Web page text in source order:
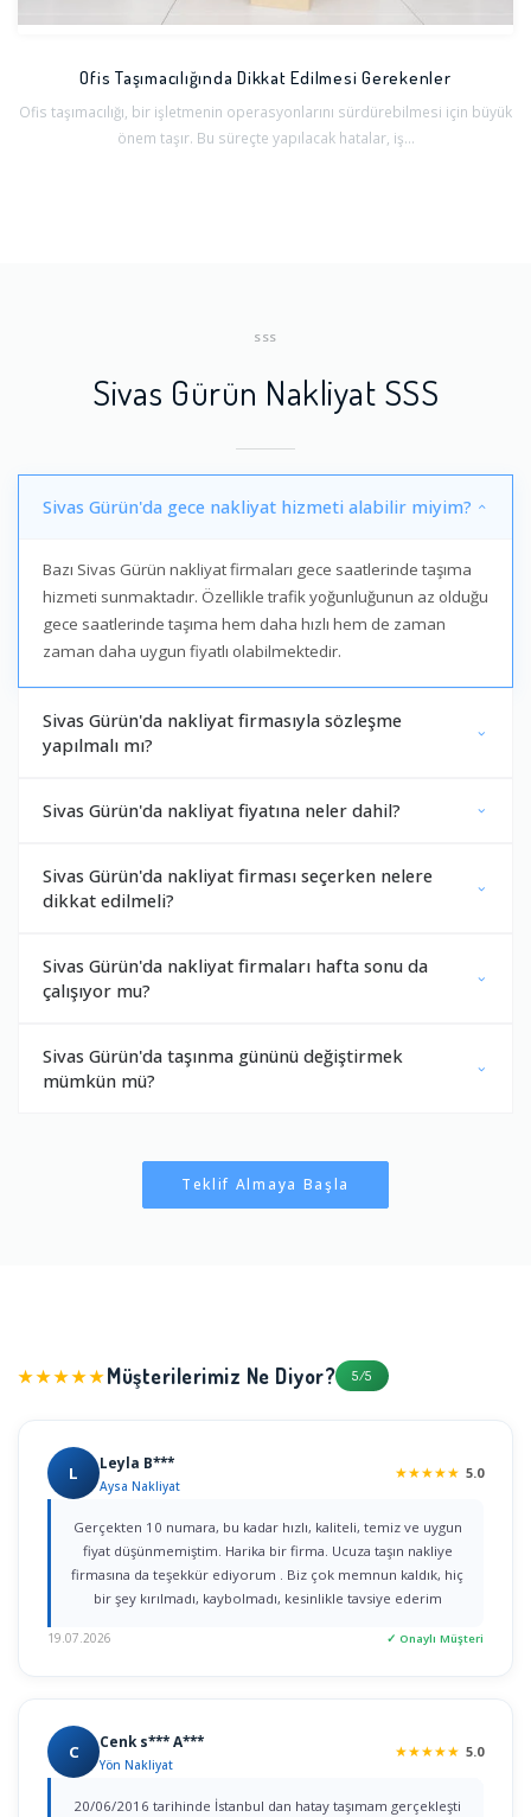
Ofis Taşımacılığında Dikkat Edilmesi Gerekenler
Ofis taşımacılığı, bir işletmenin operasyonlarını sürdürebilmesi için büyük
önem taşır. Bu süreçte yapılacak hatalar, iş...
SSS
Sivas Gürün Nakliyat SSS
Sivas Gürün'da gece nakliyat hizmeti alabilir miyim?
Bazı Sivas Gürün nakliyat firmaları gece saatlerinde taşıma
hizmeti sunmaktadır. Özellikle trafik yoğunluğunun az olduğu
gece saatlerinde taşıma hem daha hızlı hem de zaman
zaman daha uygun fiyatlı olabilmektedir.
Sivas Gürün'da nakliyat firmasıyla sözleşme
yapılmalı mı?
Sivas Gürün'da nakliyat fiyatına neler dahil?
Sivas Gürün'da nakliyat firması seçerken nelere
dikkat edilmeli?
Sivas Gürün'da nakliyat firmaları hafta sonu da
çalışıyor mu?
Sivas Gürün'da taşınma gününü değiştirmek
mümkün mü?
Teklif Almaya Başla
★★★★★Müşterilerimiz Ne Diyor? 5/5
L Leyla B***
Aysa Nakliyat
★★★★★ 5.0
Gerçekten 10 numara, bu kadar hızlı, kaliteli, temiz ve uygun
fiyat düşünmemiştim. Harika bir firma. Ucuza taşın nakliye
firmasına da teşekkür ediyorum . Biz çok memnun kaldık, hiç
bir şey kırılmadı, kaybolmadı, kesinlikle tavsiye ederim
19.07.2026 ✓ Onaylı Müşteri
C Cenk s*** A***
Yön Nakliyat
★★★★★ 5.0
20/06/2016 tarihinde İstanbul dan hatay taşımam gerçekleşti